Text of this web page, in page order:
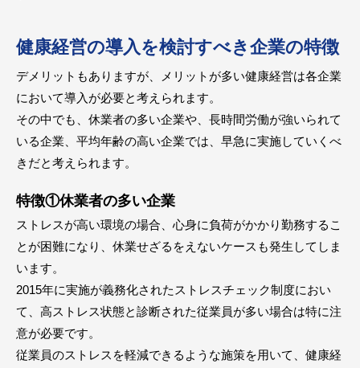
健康経営の導入を検討すべき企業の特徴
デメリットもありますが、メリットが多い健康経営は各企業
において導入が必要と考えられます。
その中でも、休業者の多い企業や、長時間労働が強いられて
いる企業、平均年齢の高い企業では、早急に実施していくべ
きだと考えられます。
特徴①休業者の多い企業
ストレスが高い環境の場合、心身に負荷がかかり勤務するこ
とが困難になり、休業せざるをえないケースも発生してしま
います。
2015年に実施が義務化されたストレスチェック制度におい
て、高ストレス状態と診断された従業員が多い場合は特に注
意が必要です。
従業員のストレスを軽減できるような施策を用いて、健康経